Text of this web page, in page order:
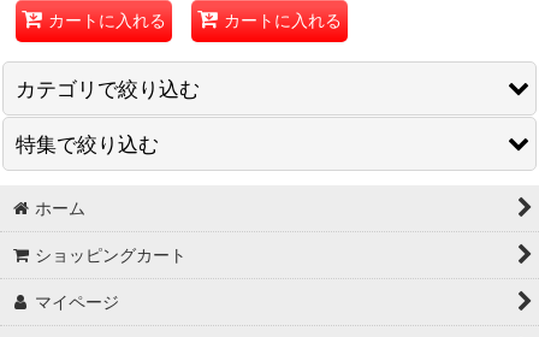
カートに入れる カートに入れる
カテゴリで絞り込む
時計
オルゴール
ストラップ
ジュエリー
特集で絞り込む
お祝い
お誕生日
記念日
ホーム
ショッピングカート
マイページ